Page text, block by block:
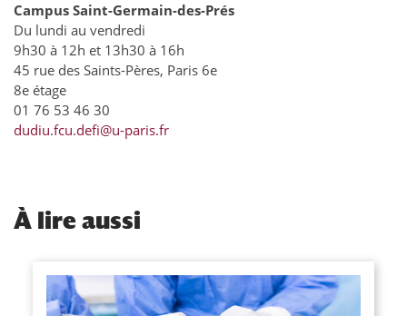
Campus Saint-Germain-des-Prés
Du lundi au vendredi
9h30 à 12h et 13h30 à 16h
45 rue des Saints-Pères, Paris 6e
8e étage
01 76 53 46 30
dudiu.fcu.defi@u-paris.fr
À lire aussi